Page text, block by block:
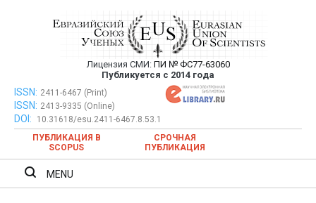
Евразийский Союз Ученых —
публикация научных статей в
ежемесячном научном журнале
Лицензия СМИ: ПИ № ФС77-63060
Публикуется с 2014 года
Евразийский Союз Ученых — публикация научных статей в
ежемесячном научном журнале
ISSN: 2411-6467 (Print)
ISSN: 2413-9335 (Online)
DOI:
10.31618/esu.2411-6467.8.53.1
ПУБЛИКАЦИЯ В
SCOPUS
СРОЧНАЯ
ПУБЛИКАЦИЯ
MENU